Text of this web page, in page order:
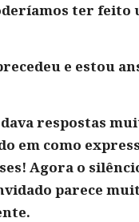
ter feito
e estou
respostas
em como
Agora o
parece